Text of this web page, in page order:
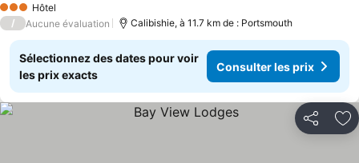
3 ÉtoilesHôtel
/ Aucune évaluation Calibishie, à 11.7 km de : Portsmouth
Sélectionnez des dates pour voir
les prix exacts
Consulter les prix
Partager